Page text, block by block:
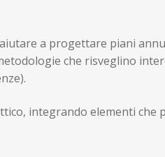
a progettare piani
che risveglino
integrando elementi che